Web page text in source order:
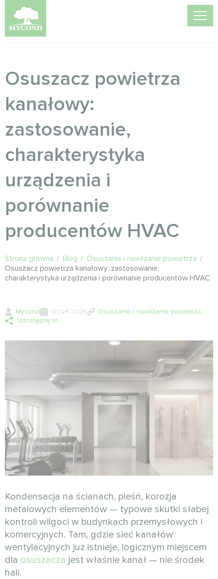
Osuszacz powietrza
kanałowy:
zastosowanie,
charakterystyka
urządzenia i
porównanie
producentów HVAC
Strona główna / Blog / Osuszanie i nawilżanie powietrza /
Osuszacz powietrza kanałowy: zastosowanie,
charakterystyka urządzenia i porównanie producentów HVAC
Mycond 01.04.2026
Osuszanie i nawilżanie powietrza
Udostępnij to
Kondensacja na ścianach, pleśń, korozja
metalowych elementów — typowe skutki słabej
kontroli wilgoci w budynkach przemysłowych i
komercyjnych. Tam, gdzie sieć kanałów
wentylacyjnych już istnieje, logicznym miejscem
dla osuszacza jest właśnie kanał — nie środek
hali.